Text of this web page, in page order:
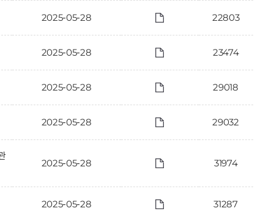
2025-05-28 22803
2025-05-28 23474
2025-05-28 29018
2025-05-28 29032
2025-05-28 31974
2025-05-28 31287